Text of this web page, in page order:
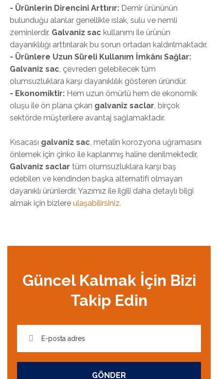
- Ürünlerin Direncini Arttırır: Demir ürününün
bulunduğu alanlar genellikle ıslak, sulu ve nemli
zeminlerdir. Galvaniz sac kullanımı ile ürünün
dayanıklılığı arttırılarak bu sorun ortadan kaldırılmaktadır.
- Ürünlere Uzun Süreli Kullanım İmkânı Sağlar:
Galvaniz sac , çevreden gelebilecek tüm
olumsuzluklara karşı dayanıklılık gösteren üründür.
- Ekonomiktir: Hem uzun ömürlü hem de ekonomik
oluşu ile ön plana çıkan galvaniz saclar , birçok
sektörde müşterilere avantaj sağlamaktadır.
Kısacası galvaniz sac , metalin korozyona uğramasını
önlemek için çinko ile kaplanmış haline denilmektedir.
Galvaniz saclar tüm olumsuzluklara karşı baş
edebilen ve kendinden başka alternatifi olmayan
dayanıklı ürünlerdir. Yazımız ile ilgili daha detaylı bilgi
almak için bizlere ulaşabilirsiniz.
Güncel Kalmak İçin Bizi
Takip Edin
GÖNDER